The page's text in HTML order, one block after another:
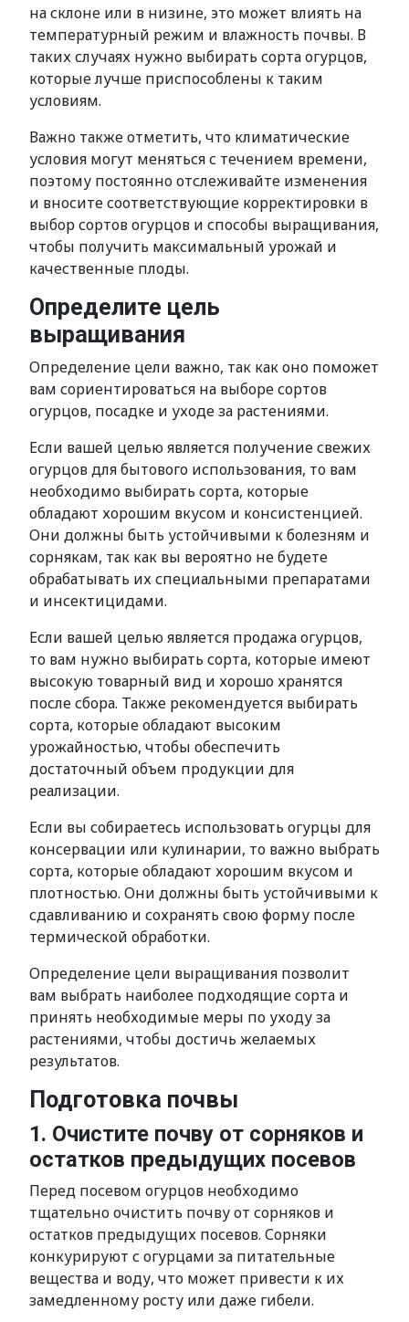
на склоне или в низине, это может влиять на
температурный режим и влажность почвы. В
таких случаях нужно выбирать сорта огурцов,
которые лучше приспособлены к таким
условиям.
Важно также отметить, что климатические
условия могут меняться с течением времени,
поэтому постоянно отслеживайте изменения
и вносите соответствующие корректировки в
выбор сортов огурцов и способы выращивания,
чтобы получить максимальный урожай и
качественные плоды.
Определите цель
выращивания
Определение цели важно, так как оно поможет
вам сориентироваться на выборе сортов
огурцов, посадке и уходе за растениями.
Если вашей целью является получение свежих
огурцов для бытового использования, то вам
необходимо выбирать сорта, которые
обладают хорошим вкусом и консистенцией.
Они должны быть устойчивыми к болезням и
сорнякам, так как вы вероятно не будете
обрабатывать их специальными препаратами
и инсектицидами.
Если вашей целью является продажа огурцов,
то вам нужно выбирать сорта, которые имеют
высокую товарный вид и хорошо хранятся
после сбора. Также рекомендуется выбирать
сорта, которые обладают высоким
урожайностью, чтобы обеспечить
достаточный объем продукции для
реализации.
Если вы собираетесь использовать огурцы для
консервации или кулинарии, то важно выбрать
сорта, которые обладают хорошим вкусом и
плотностью. Они должны быть устойчивыми к
сдавливанию и сохранять свою форму после
термической обработки.
Определение цели выращивания позволит
вам выбрать наиболее подходящие сорта и
принять необходимые меры по уходу за
растениями, чтобы достичь желаемых
результатов.
Подготовка почвы
1. Очистите почву от сорняков и
остатков предыдущих посевов
Перед посевом огурцов необходимо
тщательно очистить почву от сорняков и
остатков предыдущих посевов. Сорняки
конкурируют с огурцами за питательные
вещества и воду, что может привести к их
замедленному росту или даже гибели.